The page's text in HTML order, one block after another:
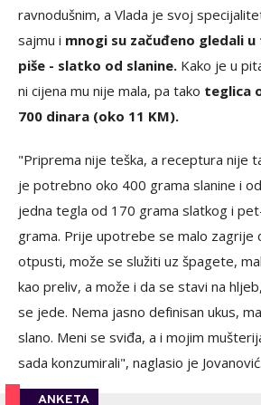
ravnodušnim, a Vlada je svoj
sajmu i mnogi su začuđeno gledali
piše - slatko od slanine. Kako je u
ni cijena mu nije mala, pa tako teglica
700 dinara (oko 11 KM).
"Priprema nije teška, a receptura nije
je potrebno oko 400 grama slanine i
jedna tegla od 170 grama slatkog i
grama. Prije upotrebe se malo zagrije
otpusti, može se služiti uz špagete,
kao preliv, a može i da se stavi na
se jede. Nema jasno definisan ukus,
slano. Meni se sviđa, a i mojim
sada konzumirali", naglasio je Jovanović.
ANKETA